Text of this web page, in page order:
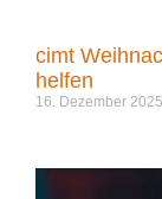
cimt
helfen
16. Dezember 2025